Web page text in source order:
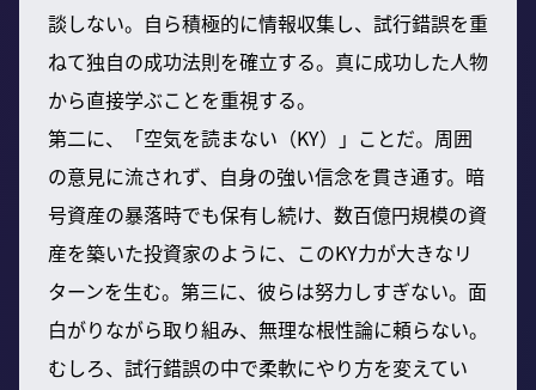
談しない。自ら積極的に情報収集し、試行錯誤を重
ねて独自の成功法則を確立する。真に成功した人物
から直接学ぶことを重視する。
第二に、「空気を読まない（KY）」ことだ。周囲
の意見に流されず、自身の強い信念を貫き通す。暗
号資産の暴落時でも保有し続け、数百億円規模の資
産を築いた投資家のように、このKY力が大きなリ
ターンを生む。第三に、彼らは努力しすぎない。面
白がりながら取り組み、無理な根性論に頼らない。
むしろ、試行錯誤の中で柔軟にやり方を変えてい